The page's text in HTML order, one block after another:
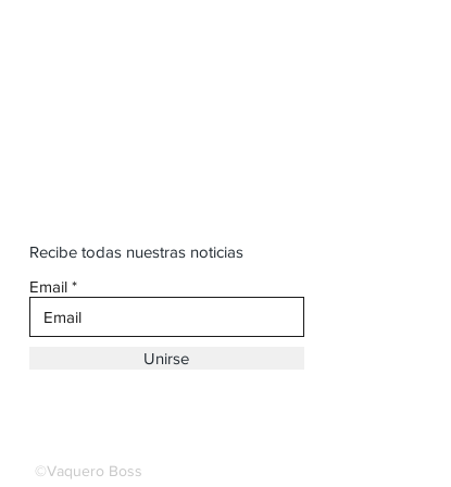
Recibe todas nuestras noticias
Email
Unirse
©Vaquero Boss